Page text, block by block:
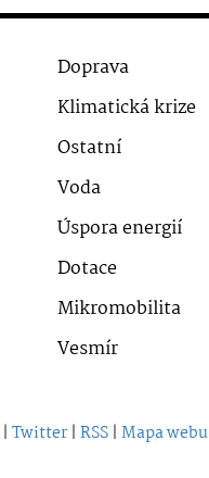
Doprava
Klimatická krize
Ostatní
Voda
Úspora energií
Dotace
Mikromobilita
Vesmír
| Twitter | RSS | Mapa webu